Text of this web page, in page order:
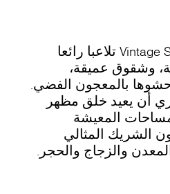
يعرض Vintage Silverjack Oak تلاعبا رائعا
وشقوق عميقة،
بالمعجون الفضي.
أن يعيد خلق مظهر
المعيشة
المثالي
والزجاج والحجر.